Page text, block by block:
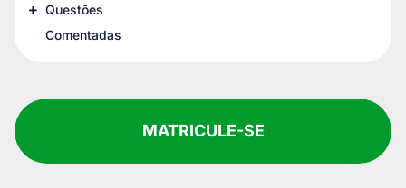
Questões
Comentadas
MATRICULE-SE